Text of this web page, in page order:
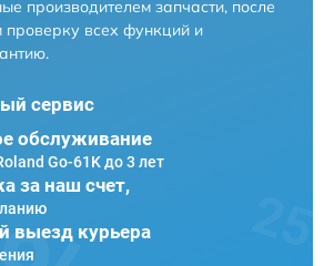
производителем запчасти, после
проверку всех функций и
сервис
обслуживание
Go-61K до 3 лет
за наш счет,
выезд курьера